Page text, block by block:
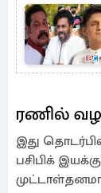
ரணில்
இது
பசிபிக்